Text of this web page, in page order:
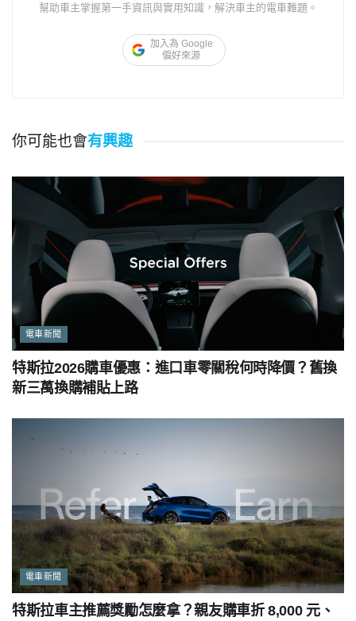
幫助車主掌握第一手資訊與實用知識，解決車主的電車難題。
加入為 Google
偏好來源
你可能也會有興趣
電車新聞
特斯拉2026購車優惠：進口車零關稅何時降價？舊換
新三萬換購補貼上路
電車新聞
特斯拉車主推薦獎勵怎麼拿？親友購車折 8,000 元、